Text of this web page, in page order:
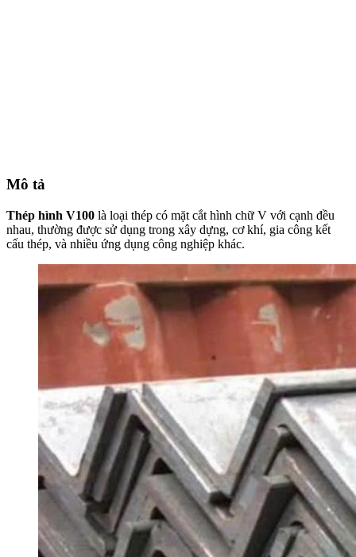
Mô tả
Thép hình V100 là loại thép có mặt cắt hình chữ V với cạnh đều
nhau, thường được sử dụng trong xây dựng, cơ khí, gia công kết
cấu thép, và nhiều ứng dụng công nghiệp khác.